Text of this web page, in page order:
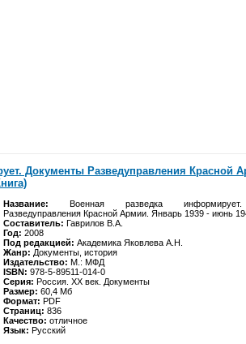
Документы Разведуправления Красной
Название: Военная разведка
Разведуправления Красной Армии. Январь 1939 - июнь
Составитель: Гаврилов В.А.
Год: 2008
Под редакцией: Академика Яковлева А.Н.
Жанр: Документы, история
Издательство: М.: МФД
ISBN: 978-5-89511-014-0
Серия: Россия. XX век. Документы
Размер: 60,4 Мб
Формат: PDF
Страниц: 836
Качество: отличное
Язык: Русский